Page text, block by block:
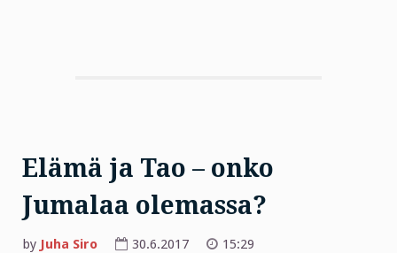
Elämä ja Tao – onko
Jumalaa olemassa?
by Juha Siro 30.6.2017
15:29